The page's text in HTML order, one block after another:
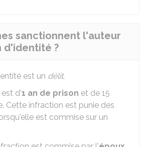
sanctionnent l'auteur
d'identité ?
est un délit.
est d'1 an de prison et de 15
Cette infraction est punie des
est commise sur un